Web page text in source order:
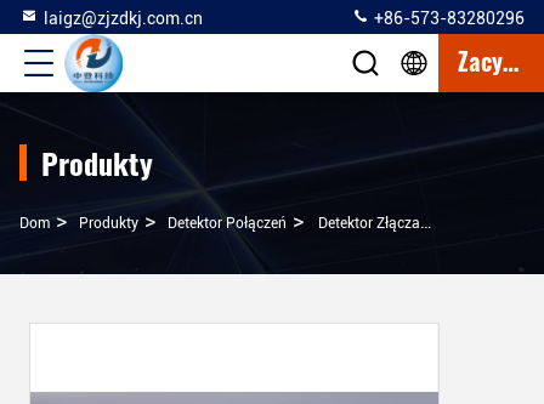
laigz@zjzdkj.com.cn +86-573-83280296
Zacytować
Produkty
Dom > Produkty > Detektor Połączeń > Detektor Złącza 30dbm Z Odległością Wykrywania 120-200 Mm I Baterią Litową